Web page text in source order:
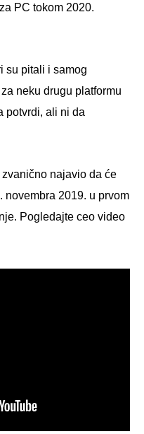
PC tokom 2020.
su pitali i samog
neku drugu platformu
potvrdi, ali ni da
najavio da će
novembra 2019. u prvom
Pogledajte ceo video